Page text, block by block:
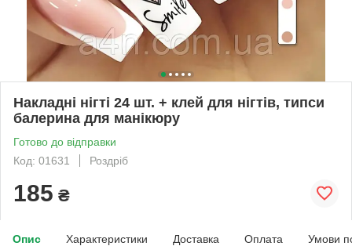
Накладні нігті 24 шт. + клей для нігтів, типси
балерина для манікюру
Готово до відправки
Код: 01631
Роздріб
185 ₴
Опис Характеристики Доставка Оплата Умови